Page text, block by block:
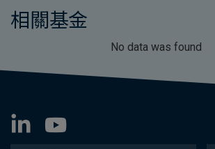
相關基金
No data was found